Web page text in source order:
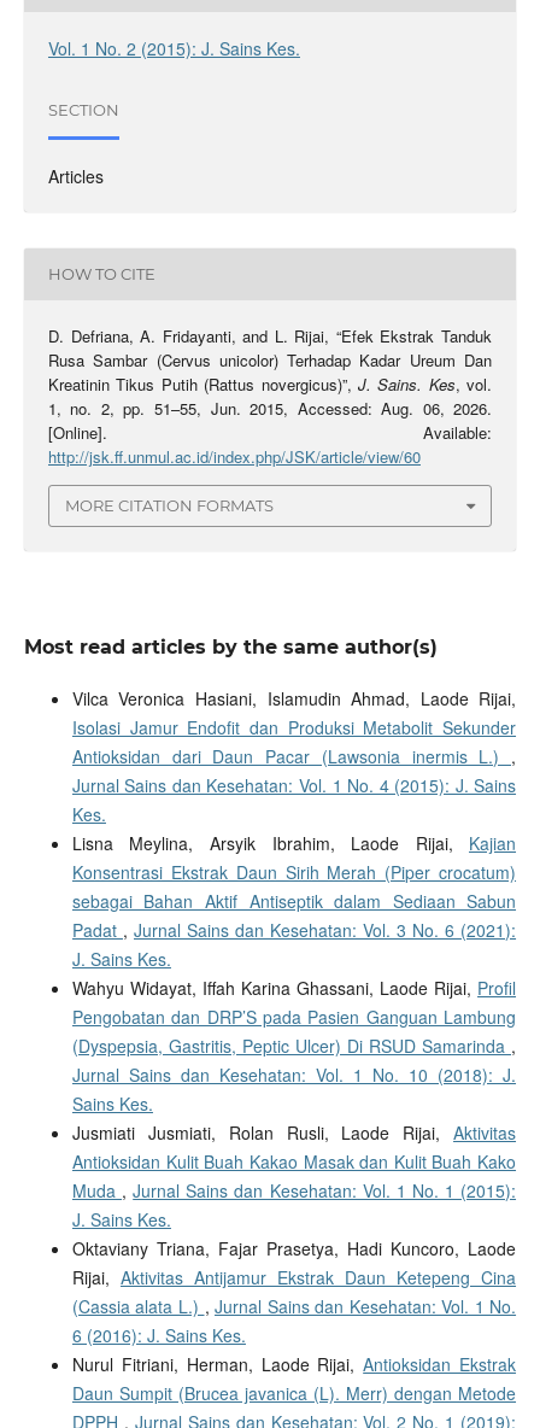
Vol. 1 No. 2 (2015): J. Sains Kes.
SECTION
Articles
HOW TO CITE
D. Defriana, A. Fridayanti, and L. Rijai, “Efek Ekstrak Tanduk
Rusa Sambar (Cervus unicolor) Terhadap Kadar Ureum Dan
Kreatinin Tikus Putih (Rattus novergicus)”, J. Sains. Kes, vol.
1, no. 2, pp. 51–55, Jun. 2015, Accessed: Aug. 06, 2026.
[Online]. Available:
http://jsk.ff.unmul.ac.id/index.php/JSK/article/view/60
MORE CITATION FORMATS
Most read articles by the same author(s)
Vilca Veronica Hasiani, Islamudin Ahmad, Laode Rijai,
Isolasi Jamur Endofit dan Produksi Metabolit Sekunder
Antioksidan dari Daun Pacar (Lawsonia inermis L.) ,
Jurnal Sains dan Kesehatan: Vol. 1 No. 4 (2015): J. Sains
Kes.
Lisna Meylina, Arsyik Ibrahim, Laode Rijai, Kajian
Konsentrasi Ekstrak Daun Sirih Merah (Piper crocatum)
sebagai Bahan Aktif Antiseptik dalam Sediaan Sabun
Padat , Jurnal Sains dan Kesehatan: Vol. 3 No. 6 (2021):
J. Sains Kes.
Wahyu Widayat, Iffah Karina Ghassani, Laode Rijai, Profil
Pengobatan dan DRP’S pada Pasien Ganguan Lambung
(Dyspepsia, Gastritis, Peptic Ulcer) Di RSUD Samarinda ,
Jurnal Sains dan Kesehatan: Vol. 1 No. 10 (2018): J.
Sains Kes.
Jusmiati Jusmiati, Rolan Rusli, Laode Rijai,Aktivitas
Antioksidan Kulit Buah Kakao Masak dan Kulit Buah Kako
Muda ,Jurnal Sains dan Kesehatan: Vol. 1 No. 1 (2015):
J. Sains Kes.
Oktaviany Triana, Fajar Prasetya, Hadi Kuncoro, Laode
Rijai, Aktivitas Antijamur Ekstrak Daun Ketepeng Cina
(Cassia alata L.) ,Jurnal Sains dan Kesehatan: Vol. 1 No.
6 (2016): J. Sains Kes.
Nurul Fitriani, Herman, Laode Rijai,Antioksidan Ekstrak
Daun Sumpit (Brucea javanica (L). Merr) dengan Metode
DPPH , Jurnal Sains dan Kesehatan: Vol. 2 No. 1 (2019):